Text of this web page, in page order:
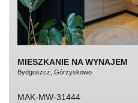
MIESZKANIE NA WYNAJEM
Bydgoszcz, Górzyskowo
MAK-MW-31444